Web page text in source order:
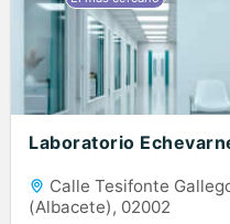
Laboratorio
Calle Tesifonte
(Albacete), 02002